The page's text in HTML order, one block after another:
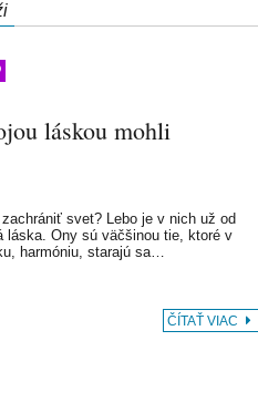
láskou mohli
svet? Lebo je v nich už od
láska. Ony sú väčšinou tie, ktoré v
harmóniu, starajú sa…
ČÍTAŤ VIAC